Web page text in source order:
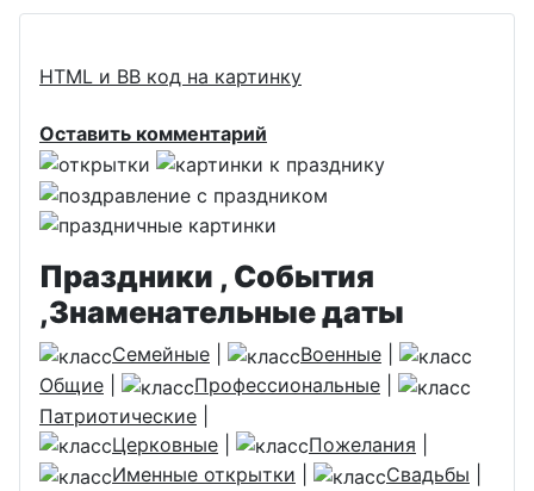
HTML и BB код на картинку
Оставить комментарий
Праздники , События
,Знаменательные даты
Семейные Военные
Общие
Профессиональные
Патриотические
Церковные
Пожелания
Именные открытки
Свадьбы